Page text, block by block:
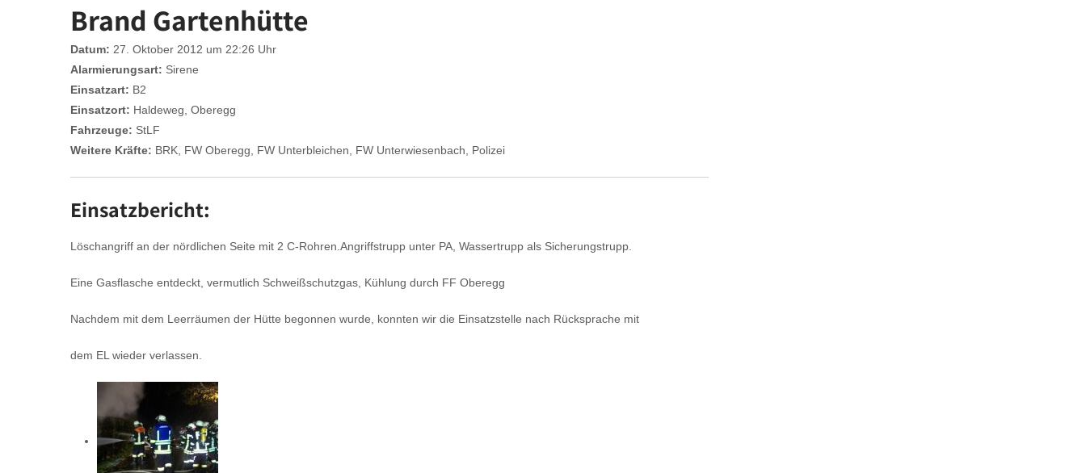
Brand Gartenhütte
Datum: 27. Oktober 2012 um 22:26 Uhr
Alarmierungsart: Sirene
Einsatzart: B2
Einsatzort: Haldeweg, Oberegg
Fahrzeuge: StLF
Weitere Kräfte: BRK, FW Oberegg, FW Unterbleichen, FW Unterwiesenbach, Polizei
Einsatzbericht:
Löschangriff an der nördlichen Seite mit 2 C-Rohren.Angriffstrupp unter PA, Wassertrupp als Sicherungstrupp.
Eine Gasflasche entdeckt, vermutlich Schweißschutzgas, Kühlung durch FF Oberegg
Nachdem mit dem Leerräumen der Hütte begonnen wurde, konnten wir die Einsatzstelle nach Rücksprache mit
dem EL wieder verlassen.